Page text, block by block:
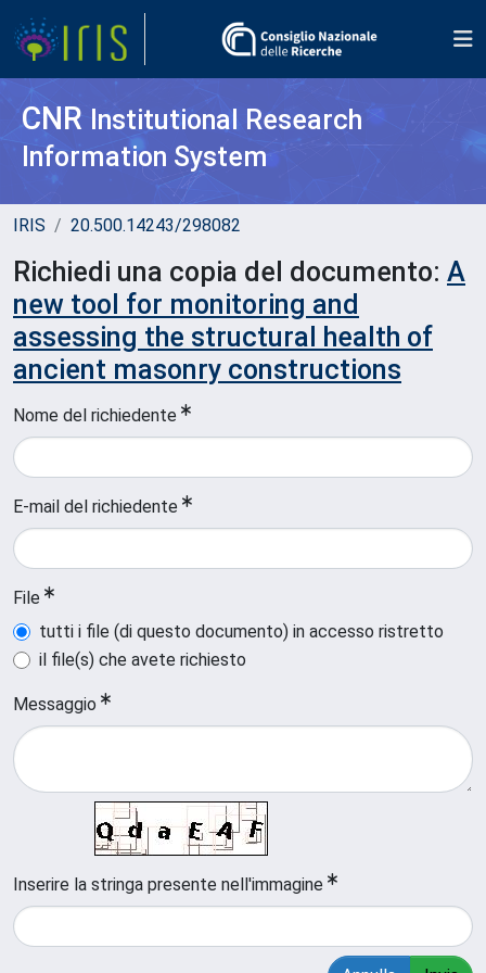
CNR Institutional Research
Information System
IRIS 20.500.14243/298082
Richiedi una copia del documento: A
new tool for monitoring and
assessing the structural health of
ancient masonry constructions
Nome del richiedente
E-mail del richiedente
File
tutti i file (di questo documento) in accesso ristretto
il file(s) che avete richiesto
Messaggio
Inserire la stringa presente nell'immagine